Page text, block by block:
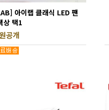
아이랩 클래식 LED 팬
상 택1
공개